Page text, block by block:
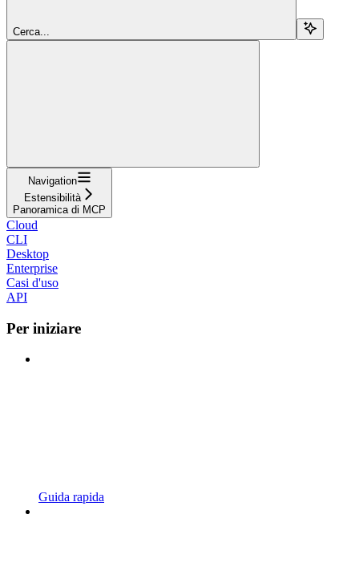
Cerca...
Navigation
Estensibilità
Panoramica di MCP
Cloud
CLI
Desktop
Enterprise
Casi d'uso
API
Per iniziare
Guida rapida